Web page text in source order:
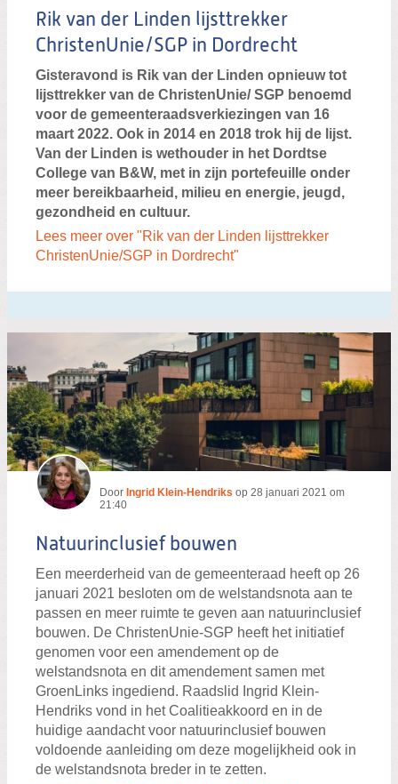
Rik van der Linden lijsttrekker
ChristenUnie/SGP in Dordrecht
Gisteravond is Rik van der Linden opnieuw tot
lijsttrekker van de ChristenUnie/ SGP benoemd
voor de gemeenteraadsverkiezingen van 16
maart 2022. Ook in 2014 en 2018 trok hij de lijst.
Van der Linden is wethouder in het Dordtse
College van B&W, met in zijn portefeuille onder
meer bereikbaarheid, milieu en energie, jeugd,
gezondheid en cultuur.
Lees meer over "Rik van der Linden lijsttrekker
ChristenUnie/SGP in Dordrecht"
Door Ingrid Klein-Hendriks op 28 januari 2021 om
21:40
Natuurinclusief bouwen
Een meerderheid van de gemeenteraad heeft op 26
januari 2021 besloten om de welstandsnota aan te
passen en meer ruimte te geven aan natuurinclusief
bouwen. De ChristenUnie-SGP heeft het initiatief
genomen voor een amendement op de
welstandsnota en dit amendement samen met
GroenLinks ingediend. Raadslid Ingrid Klein-
Hendriks vond in het Coalitieakkoord en in de
huidige aandacht voor natuurinclusief bouwen
voldoende aanleiding om deze mogelijkheid ook in
de welstandsnota breder in te zetten.